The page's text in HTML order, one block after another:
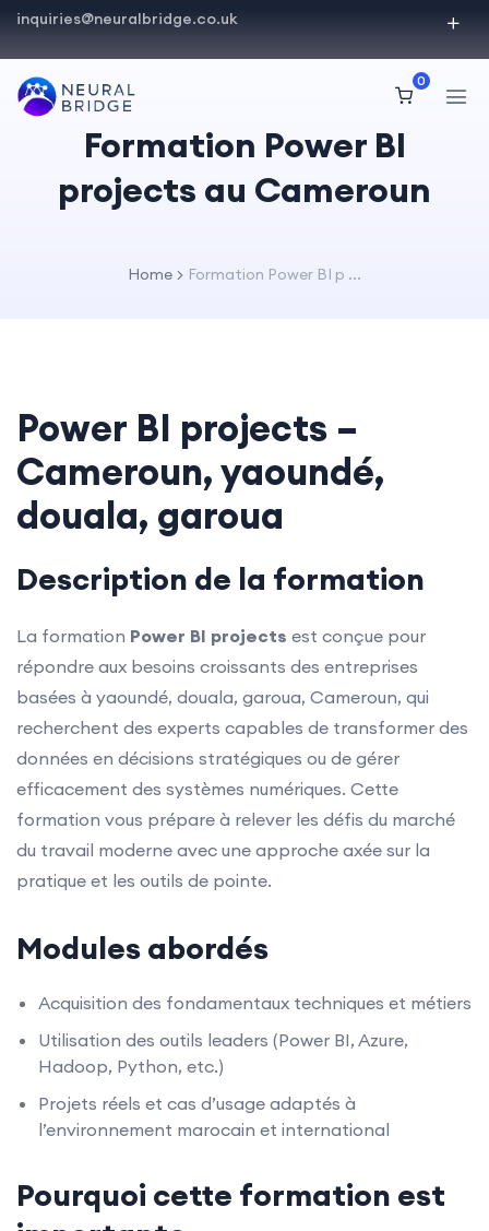
inquiries@neuralbridge.co.uk
0
Formation Power BI
projects au Cameroun
Home Formation Power BI p ...
Power BI projects –
Cameroun, yaoundé,
douala, garoua
Description de la formation
La formation Power BI projects est conçue pour
répondre aux besoins croissants des entreprises
basées à yaoundé, douala, garoua, Cameroun, qui
recherchent des experts capables de transformer des
données en décisions stratégiques ou de gérer
efficacement des systèmes numériques. Cette
formation vous prépare à relever les défis du marché
du travail moderne avec une approche axée sur la
pratique et les outils de pointe.
Modules abordés
Acquisition des fondamentaux techniques et métiers
Utilisation des outils leaders (Power BI, Azure,
Hadoop, Python, etc.)
Projets réels et cas d’usage adaptés à
l’environnement marocain et international
Pourquoi cette formation est